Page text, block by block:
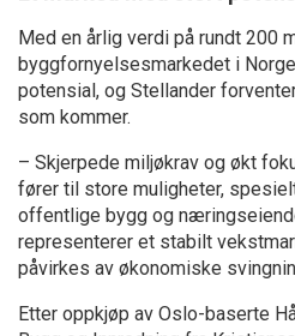
Med en årlig verdi på rundt 200
byggfornyelsesmarkedet i
potensial, og Stellander
som kommer.
– Skjerpede miljøkrav og økt
fører til store muligheter,
offentlige bygg og
representerer et stabilt
påvirkes av økonomiske
Etter oppkjøp av Oslo-baserte